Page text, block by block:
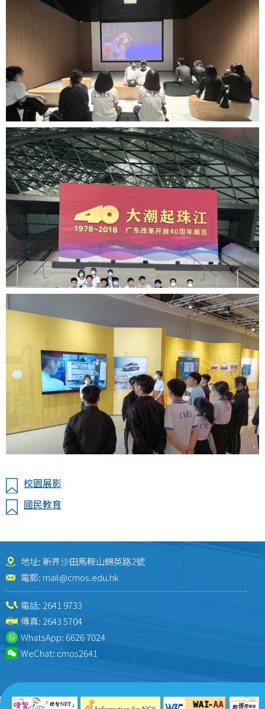
校園展影
國民教育
地址: 新界沙田馬鞍山錦英路2號
電郵: mail@cmos.edu.hk
電話: 2641 9733
傳真: 2643 5704
WhatsApp:6626 7024
WeChat: cmos2641